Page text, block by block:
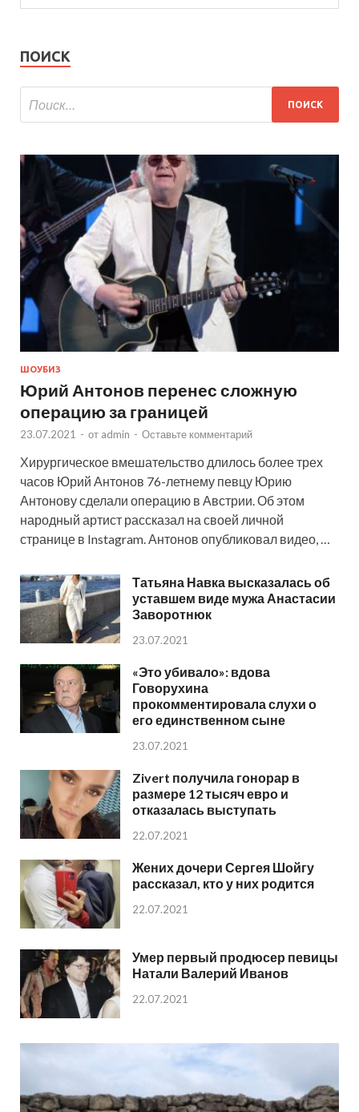
ПОИСК
ШОУБИЗ
Юрий Антонов перенес сложную
операцию за границей
23.07.2021 - от admin - Оставьте комментарий
Хирургическое вмешательство длилось более трех
часов Юрий Антонов 76-летнему певцу Юрию
Антонову сделали операцию в Австрии. Об этом
народный артист рассказал на своей личной
странице в Instagram. Антонов опубликовал видео, …
Татьяна Навка высказалась об
уставшем виде мужа Анастасии
Заворотнюк
23.07.2021
«Это убивало»: вдова
Говорухина
прокомментировала слухи о
его единственном сыне
23.07.2021
Zivert получила гонорар в
размере 12 тысяч евро и
отказалась выступать
22.07.2021
Жених дочери Сергея Шойгу
рассказал, кто у них родится
22.07.2021
Умер первый продюсер певицы
Натали Валерий Иванов
22.07.2021